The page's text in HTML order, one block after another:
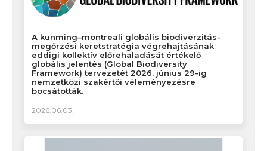
A kunming–montreali globális biodiverzitás-
megőrzési keretstratégia végrehajtásának
eddigi kollektív előrehaladását értékelő
globális jelentés (Global Biodiversity
Framework) tervezetét 2026. június 29-ig
nemzetközi szakértői véleményezésre
bocsátották.
2026.06.03.